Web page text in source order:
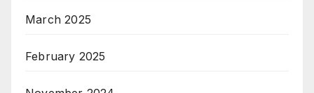
March 2025
February 2025